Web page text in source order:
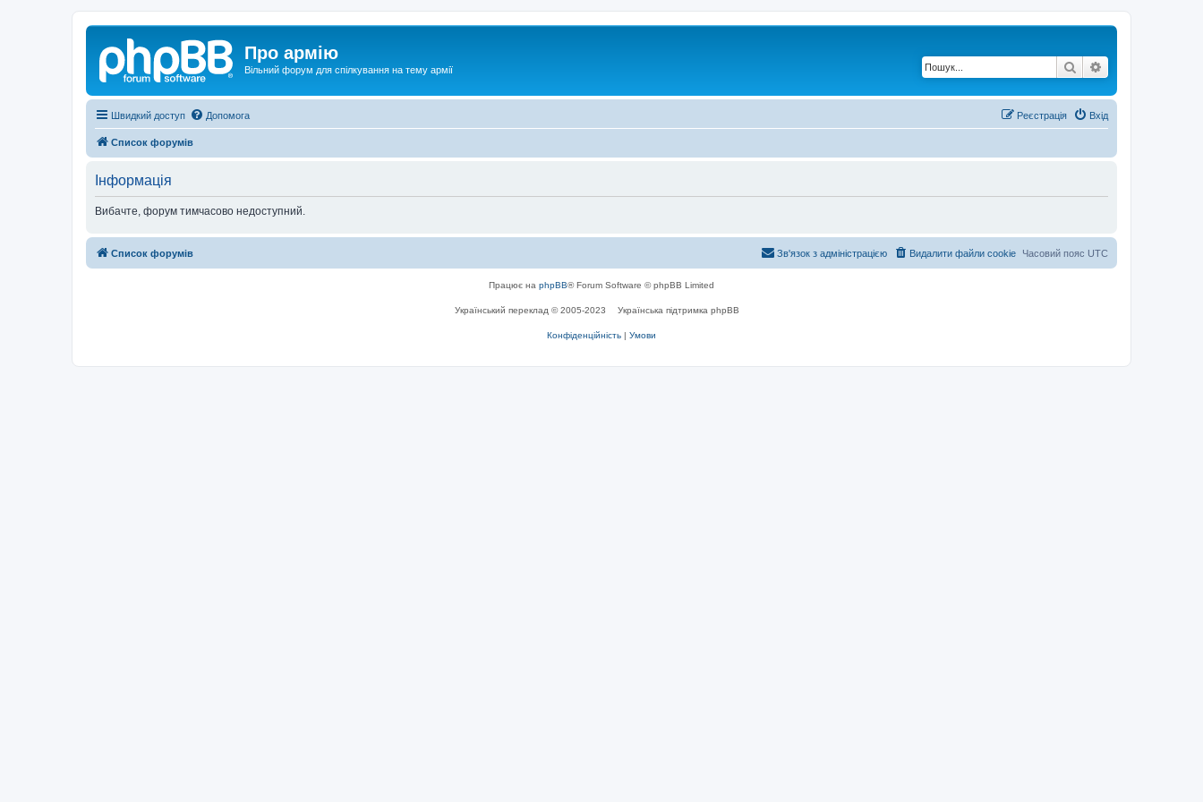
Про армію
Вільний форум для спілкування на тему армії Пошук
Швидкий доступ Допомога Вхід
Реєстрація
Список форумів
Інформація
Вибачте, форум тимчасово недоступний.
Список форумів Часовий пояс UTC
Видалити файли cookie
Зв'язок з адміністрацією
Працює на phpBB® Forum Software © phpBB Limited
Український переклад © 2005-2023 Українська підтримка phpBB
Конфіденційність | Умови